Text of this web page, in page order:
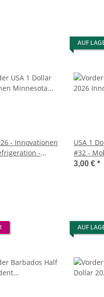
- Innovationen
-
AUF
USA 1
#32 -
3,00 € *
AUF